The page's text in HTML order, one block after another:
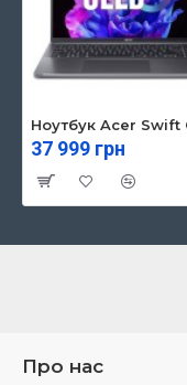
37 999 грн
Про нас